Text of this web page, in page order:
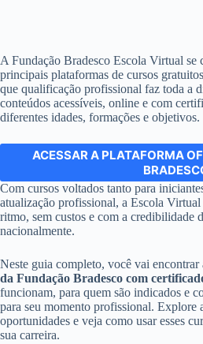
A Fundação Bradesco Escola Virtual se
principais plataformas de cursos
que qualificação profissional faz toda a
conteúdos acessíveis, online e com
diferentes idades, formações e objetivos.
ACESSAR A PLATAFORMA
Com cursos voltados tanto para
atualização profissional, a Escola
ritmo, sem custos e com a credibilidade
nacionalmente.
Neste guia completo, você vai encontrar
da Fundação Bradesco com
funcionam, para quem são indicados e
para seu momento profissional. Explore
oportunidades e veja como usar esses
sua carreira.